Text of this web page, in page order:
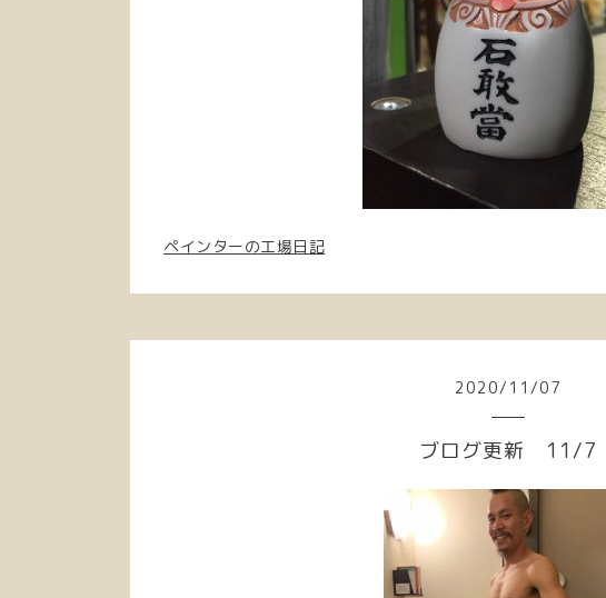
ペインターの工場日記
2020/ 11 /07
ブログ更新 11/7